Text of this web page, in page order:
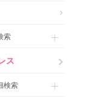
索
ス
検索